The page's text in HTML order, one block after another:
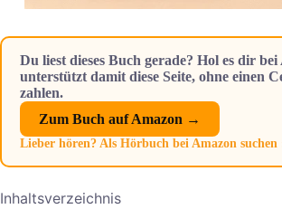
Du liest dieses Buch gerade? Hol es dir
unterstützt damit diese Seite, ohne einen
zahlen.
Zum Buch auf Amazon →
Lieber hören? Als Hörbuch bei Amazon suchen
Inhaltsverzeichnis